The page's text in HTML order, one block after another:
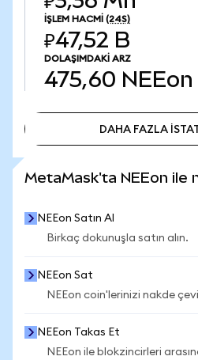
İŞLEM HACMI (24S)
₽47,52 B
DOLAŞIMDAKI ARZ
475,60 NEEon
DAHA FAZLA
MetaMask'ta NEEon ile
NEEon Satın Al
Birkaç dokunuşla satın alın.
NEEon Sat
NEEon coin'lerinizi nakde
NEEon Takas Et
NEEon ile blokzincirleri